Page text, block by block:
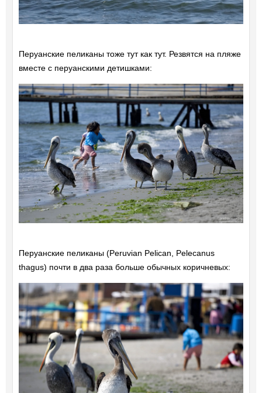
Перуанские пеликаны тоже тут как тут. Резвятся на пляже
вместе с перуанскими детишками:
Перуанские пеликаны (Peruvian Pelican, Pelecanus
thagus) почти в два раза больше обычных коричневых: